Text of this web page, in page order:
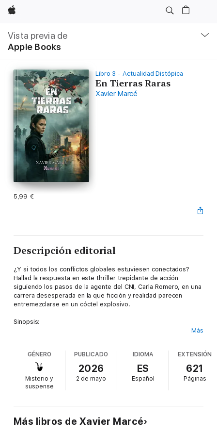
Apple
Vista previa de
Apple Books
local
Abrir
menú
Libro 3 - Actualidad Distópica
En Tierras Raras
Xavier Marcé
5,99 €
Descripción editorial
¿Y si todos los conflictos globales estuviesen conectados?
Hallad la respuesta en este thriller trepidante de acción
siguiendo los pasos de la agente del CNI, Carla Romero, en una
carrera desesperada en la que ficción y realidad parecen
entremezclarse en un cóctel explosivo.
Sinopsis:
nadie más percibe. Persiguiendo respuestas del pasado,
descubrirá una conspiración que trasciende fronteras,
gobiernos y lealtades. Una red invisible que no busca
protegernos… sino esclavizarnos. Obligada a cuestionar todo lo
que creía, Carla emprenderá una carrera contra el tiempo
secretos no se ocultan para proteger al mundo. Se ocultan para
controlarlo."
Más
GÉNERO
Misterio y
suspense
PUBLICADO
2026
2 de mayo
IDIOMA
ES
Español
EXTENSIÓN
621
Páginas
Más libros de Xavier Marcé